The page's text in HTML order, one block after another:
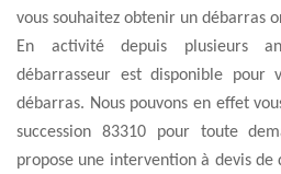
vous souhaitez obtenir un débarras
En activité depuis plusieurs
débarrasseur est disponible pour
débarras. Nous pouvons en effet
succession 83310 pour toute
propose une intervention à devis